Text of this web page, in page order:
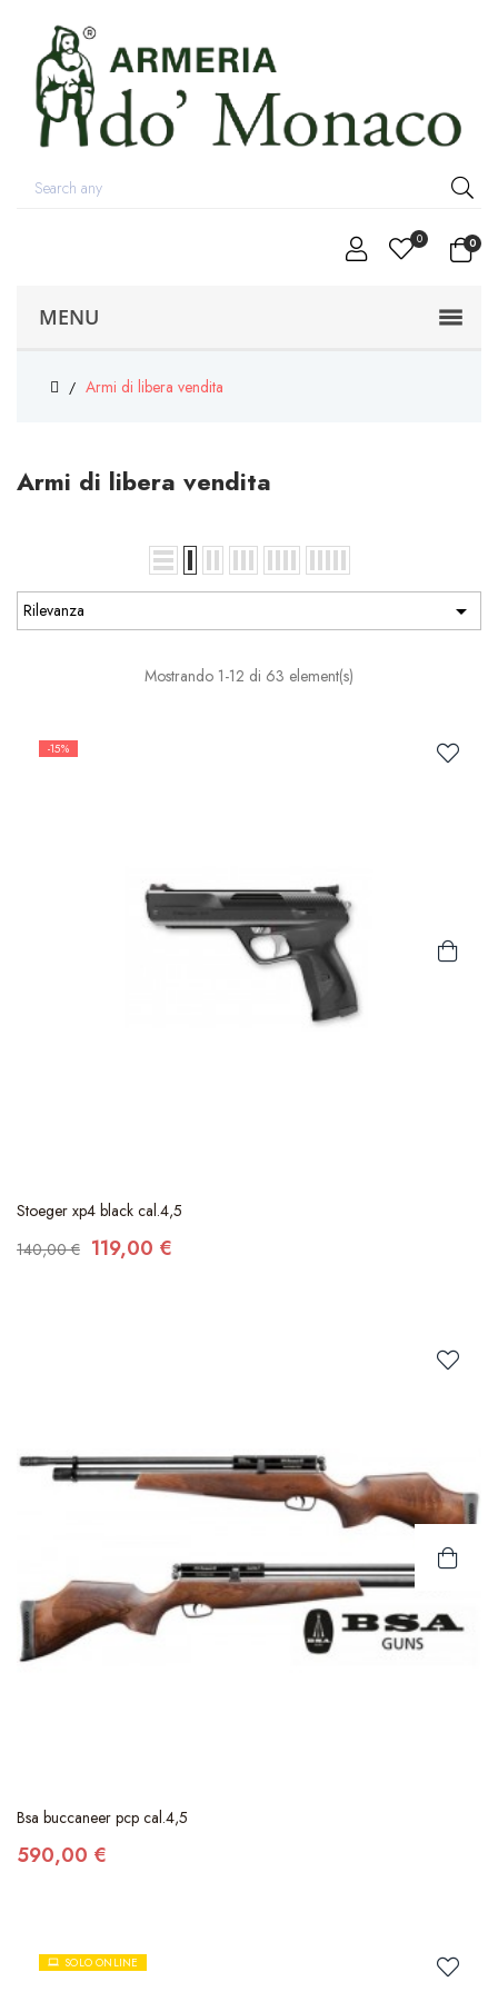
0 0
MENU
Armi di libera vendita
Armi di libera vendita
Rilevanza 
Mostrando 1-12 di 63 element(s)
-15%
Stoeger xp4 black cal.4,5
140,00 € 119,00 €
Bsa buccaneer pcp cal.4,5
590,00 €
SOLO ONLINE